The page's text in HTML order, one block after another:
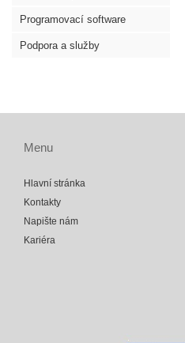
Programovací software
Podpora a služby
Menu
Hlavní stránka
Kontakty
Napište nám
Kariéra